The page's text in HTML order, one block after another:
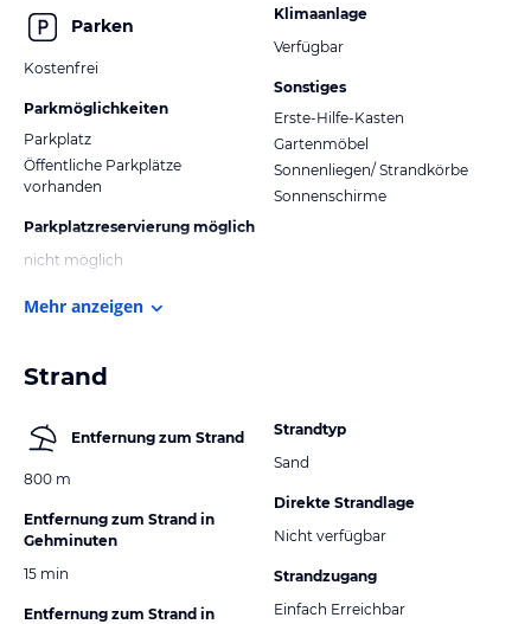
Parken
Kostenfrei
Parkmöglichkeiten
Parkplatz
Öffentliche Parkplätze
vorhanden
Parkplatzreservierung möglich
nicht möglich
Klimaanlage
Verfügbar
Sonstiges
Erste-Hilfe-Kasten
Gartenmöbel
Sonnenliegen/ Strandkörbe
Sonnenschirme
Mehr anzeigen
Strand
Entfernung zum Strand
800 m
Entfernung zum Strand in
Gehminuten
15 min
Entfernung zum Strand in
Strandtyp
Sand
Direkte Strandlage
Nicht verfügbar
Strandzugang
Einfach Erreichbar